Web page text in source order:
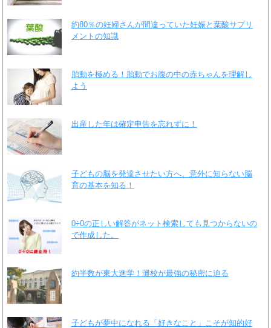
約80％の妊婦さんが間違っていた妊娠と葉酸サプリ
メントの知識
胎動を極める！胎動でお腹の中の赤ちゃんを理解し
よう
出産した年は確定申告を忘れずに！
子どもの脳を発達させたい方へ、意外に知らない脳
育の基本を知る！
0÷0の正しい解答がネット検索しても見つからないの
で作成した。
約半数が東大進学！灘校が最強の秘密に迫る
子どもが夢中になれる「好きなこと」こそが知的好